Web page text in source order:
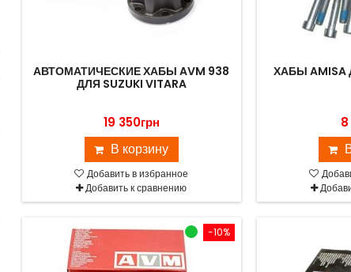
АВТОМАТИЧЕСКИЕ ХАБЫ AVM 938
ДЛЯ SUZUKI VITARA
19 350грн
В корзину
Добавить в избранное
Добавить к сравнению
ХАБЫ AMISA
8
-10%